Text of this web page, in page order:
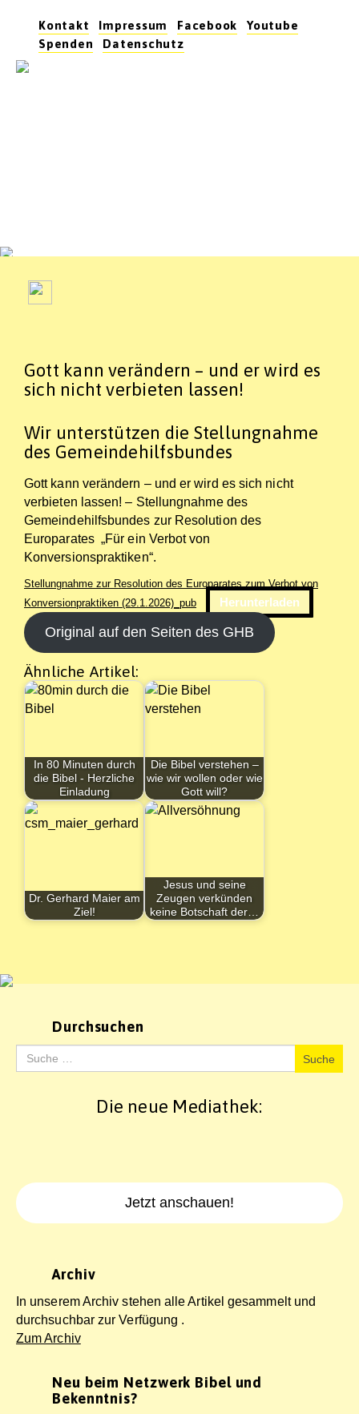
Inhalt
springen
Kontakt Impressum Facebook
Youtube
Spenden
Datenschutz
Gott kann verändern – und er wird es
sich nicht verbieten lassen!
Wir unterstützen die Stellungnahme
des Gemeindehilfsbundes
Gott kann verändern – und er wird es sich nicht
verbieten lassen! – Stellungnahme des
Gemeindehilfsbundes zur Resolution des
Europarates „Für ein Verbot von
Konversionspraktiken“.
Stellungnahme zur Resolution des Europarates zum Verbot von
Konversionpraktiken (29.1.2026)_pub
Herunterladen
Original auf den Seiten des GHB
Ähnliche Artikel:
In 80 Minuten durch
die Bibel - Herzliche
Einladung
Die Bibel verstehen –
wie wir wollen oder wie
Gott will?
Dr. Gerhard Maier am
Ziel!
Jesus und seine
Zeugen verkünden
keine Botschaft der…
Durchsuchen
Suche
nach
Suche
Die neue Mediathek:
Jetzt anschauen!
Archiv
In unserem Archiv stehen alle Artikel gesammelt und
durchsuchbar zur Verfügung .
Zum Archiv
Neu beim Netzwerk Bibel und
Bekenntnis?